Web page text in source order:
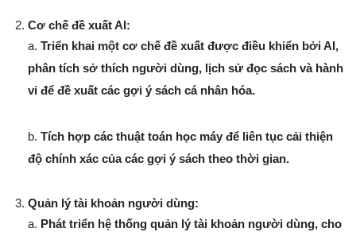
Cơ chế đề xuất AI:
a. Triển khai một cơ chế đề xuất được điều khiển bởi AI,
phân tích sở thích người dùng, lịch sử đọc sách và hành
vi để đề xuất các gợi ý sách cá nhân hóa.
b. Tích hợp các thuật toán học máy để liên tục cải thiện
độ chính xác của các gợi ý sách theo thời gian.
Quản lý tài khoản người dùng:
a. Phát triển hệ thống quản lý tài khoản người dùng, cho